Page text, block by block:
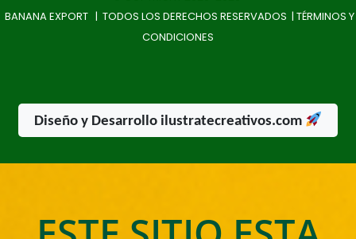
BANANA EXPORT | TODOS LOS DERECHOS RESERVADOS | TÉRMINOS Y
CONDICIONES
Diseño y Desarrollo ilustratecreativos.com